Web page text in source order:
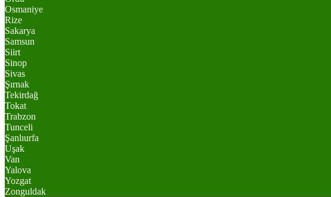
Osmaniye
Rize
Sakarya
Samsun
Siirt
Sinop
Sivas
Şırnak
Tekirdağ
Tokat
Trabzon
Tunceli
Şanlıurfa
Uşak
Van
Yalova
Yozgat
Zonguldak